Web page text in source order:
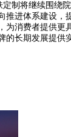
定制将继续围绕
推进体系建设，
为消费者提供更
的长期发展提供